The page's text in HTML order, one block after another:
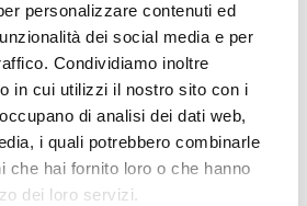
personalizzare contenuti ed
dei social media e per
Condividiamo inoltre
in cui utilizzi il nostro sito con i
di analisi dei dati web,
i quali potrebbero combinarle
che hai fornito loro o che hanno
dei loro servizi.
€ 1,89 € 2,30
€ 1,86 € 2,24
€ 1,85 € 2,20
€ 1,80 € 2,09